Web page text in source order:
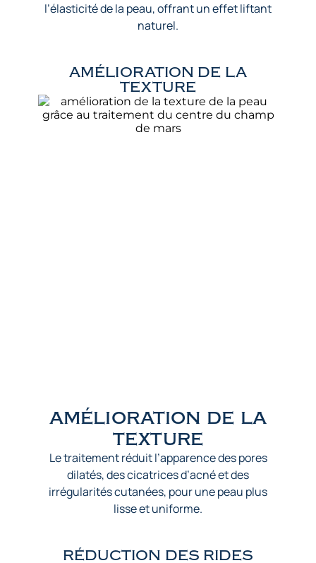
l’élasticité de la peau, offrant un effet liftant
naturel.
AMÉLIORATION DE LA
TEXTURE​
amélioration de la
texture
Le traitement réduit l’apparence des pores
dilatés, des cicatrices d’acné et des
irrégularités cutanées, pour une peau plus
lisse et uniforme.
RÉDUCTION DES RIDES